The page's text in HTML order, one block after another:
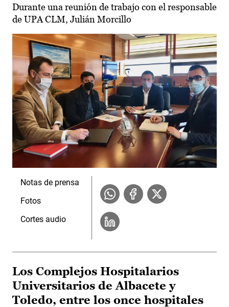
Durante una reunión de trabajo con el responsable
de UPA CLM, Julián Morcillo
Notas de prensa
Fotos
Cortes audio
Los Complejos Hospitalarios
Universitarios de Albacete y
Toledo, entre los once hospitales